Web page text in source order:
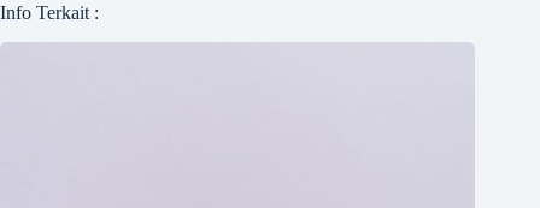
Info Terkait :